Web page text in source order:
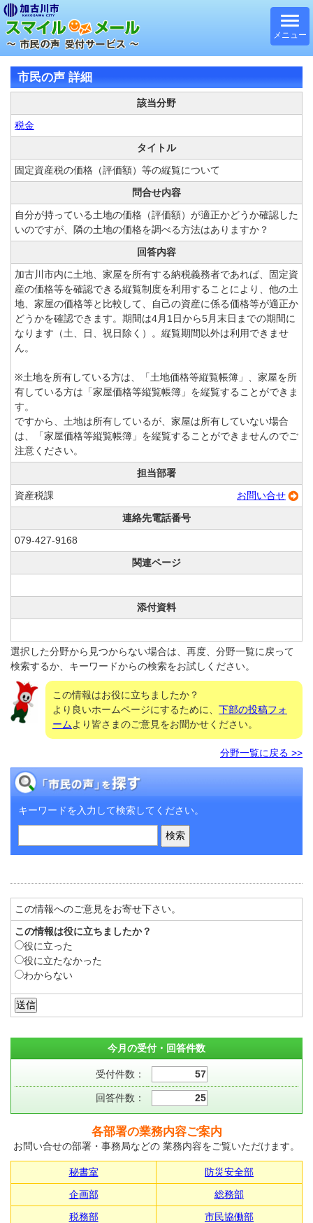
メニュー
市民の声 詳細
該当分野
税金
タイトル
固定資産税の価格（評価額）等の縦覧について
問合せ内容
自分が持っている土地の価格（評価額）が適正かどうか確認した
いのですが、隣の土地の価格を調べる方法はありますか？
回答内容
加古川市内に土地、家屋を所有する納税義務者であれば、固定資
産の価格等を確認できる縦覧制度を利用することにより、他の土
地、家屋の価格等と比較して、自己の資産に係る価格等が適正か
どうかを確認できます。期間は4月1日から5月末日までの期間に
なります（土、日、祝日除く）。縦覧期間以外は利用できませ
ん。
※土地を所有している方は、「土地価格等縦覧帳簿」、家屋を所
有している方は「家屋価格等縦覧帳簿」を縦覧することができま
す。
ですから、土地は所有しているが、家屋は所有していない場合
は、「家屋価格等縦覧帳簿」を縦覧することができませんのでご
注意ください。
担当部署
お問い合せ
資産税課
連絡先電話番号
079-427-9168
関連ページ
添付資料
選択した分野から見つからない場合は、再度、分野一覧に戻って
検索するか、キーワードからの検索をお試しください。
この情報はお役に立ちましたか？
より良いホームページにするために、 下部の投稿フォ
ームより皆さまのご意見をお聞かせください。
分野一覧に戻る >>
キーワードを入力して検索してください。
この情報へのご意見をお寄せ下さい。
この情報は役に立ちましたか？
役に立った
役に立たなかった
わからない
今月の受付・回答件数
受付件数： 57
回答件数： 25
各部署の業務内容ご案内
お問い合せの部署・事務局などの 業務内容をご覧いただけます。
秘書室
防災安全部
企画部
総務部
税務部
市民協働部